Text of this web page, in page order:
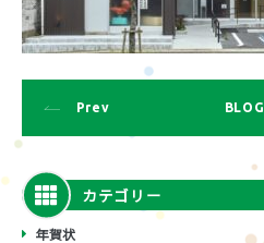
Prev BLOG
カテゴリー
年賀状